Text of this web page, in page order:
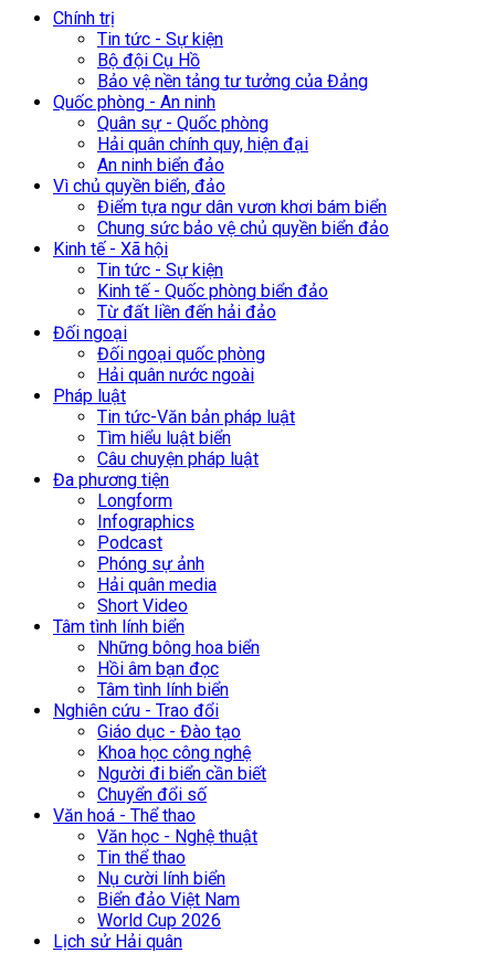
Chính trị
Tin tức - Sự kiện
Bộ đội Cụ Hồ
Bảo vệ nền tảng tư tưởng của Đảng
Quốc phòng - An ninh
Quân sự - Quốc phòng
Hải quân chính quy, hiện đại
An ninh biển đảo
Vì chủ quyền biển, đảo
Điểm tựa ngư dân vươn khơi bám biển
Chung sức bảo vệ chủ quyền biển đảo
Kinh tế - Xã hội
Tin tức - Sự kiện
Kinh tế - Quốc phòng biển đảo
Từ đất liền đến hải đảo
Đối ngoại
Đối ngoại quốc phòng
Hải quân nước ngoài
Pháp luật
Tin tức-Văn bản pháp luật
Tìm hiểu luật biển
Câu chuyện pháp luật
Đa phương tiện
Longform
Infographics
Podcast
Phóng sự ảnh
Hải quân media
Short Video
Tâm tình lính biển
Những bông hoa biển
Hồi âm bạn đọc
Tâm tình lính biển
Nghiên cứu - Trao đổi
Giáo dục - Đào tạo
Khoa học công nghệ
Người đi biển cần biết
Chuyển đổi số
Văn hoá - Thể thao
Văn học - Nghệ thuật
Tin thể thao
Nụ cười lính biển
Biển đảo Việt Nam
World Cup 2026
Lịch sử Hải quân